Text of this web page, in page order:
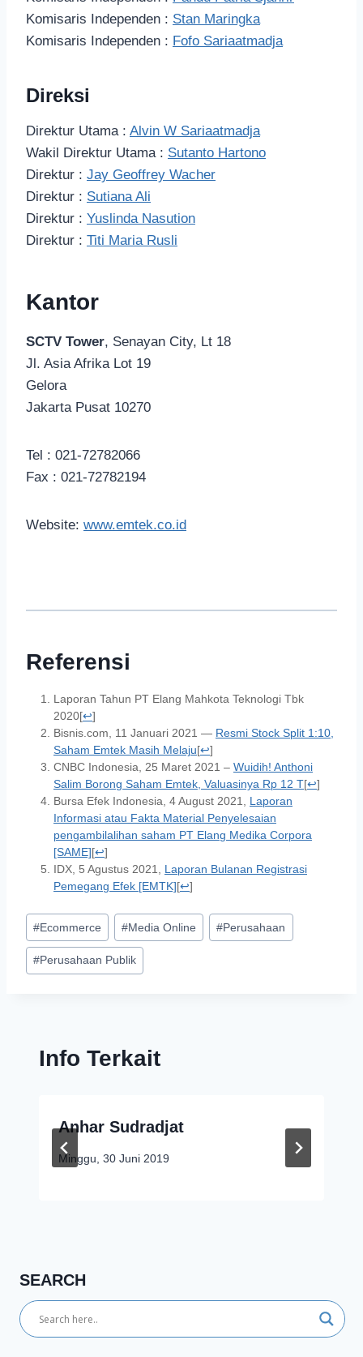
Komisaris Independen : Stan Maringka
Komisaris Independen : Fofo Sariaatmadja
Direksi
Direktur Utama : Alvin W Sariaatmadja
Wakil Direktur Utama : Sutanto Hartono
Direktur : Jay Geoffrey Wacher
Direktur : Sutiana Ali
Direktur : Yuslinda Nasution
Direktur : Titi Maria Rusli
Kantor
SCTV Tower, Senayan City, Lt 18
Jl. Asia Afrika Lot 19
Gelora
Jakarta Pusat 10270
Tel : 021-72782066
Fax : 021-72782194
Website: www.emtek.co.id
Referensi
Laporan Tahun PT Elang Mahkota Teknologi Tbk
2020[↩]
Bisnis.com, 11 Januari 2021 — Resmi Stock Split 1:10,
Saham Emtek Masih Melaju[↩]
CNBC Indonesia, 25 Maret 2021 – Wuidih! Anthoni
Salim Borong Saham Emtek, Valuasinya Rp 12 T[↩]
Bursa Efek Indonesia, 4 August 2021, Laporan
Informasi atau Fakta Material Penyelesaian
pengambilalihan saham PT Elang Medika Corpora
[SAME][↩]
IDX, 5 Agustus 2021, Laporan Bulanan Registrasi
Pemegang Efek [EMTK][↩]
#Ecommerce #Media Online #Perusahaan
#Perusahaan Publik
Info Terkait
Anhar Sudradjat
Minggu, 30 Juni 2019
SEARCH